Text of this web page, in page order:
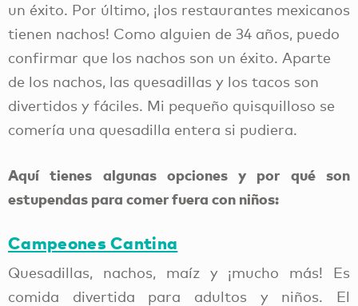
un éxito. Por último, ¡los restaurantes mexicanos
tienen nachos! Como alguien de 34 años, puedo
confirmar que los nachos son un éxito. Aparte
de los nachos, las quesadillas y los tacos son
divertidos y fáciles. Mi pequeño quisquilloso se
comería una quesadilla entera si pudiera.
Aquí tienes algunas opciones y por qué son
estupendas para comer fuera con niños:
Campeones Cantina
Quesadillas, nachos, maíz y ¡mucho más! Es
comida divertida para adultos y niños. El